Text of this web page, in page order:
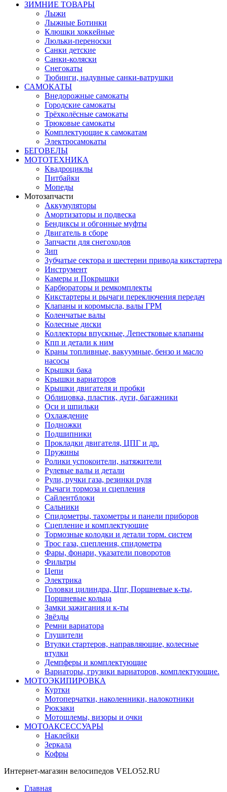
ЗИМНИЕ ТОВАРЫ
Лыжи
Лыжные Ботинки
Клюшки хоккейные
Люльки-переноски
Санки детские
Санки-коляски
Снегокаты
Тюбинги, надувные санки-ватрушки
САМОКАТЫ
Внедорожные самокаты
Городские самокаты
Трёхколёсные самокаты
Трюковые самокаты
Комплектующие к самокатам
Электросамокаты
БЕГОВЕЛЫ
МОТОТЕХНИКА
Квадроциклы
Питбайки
Мопеды
Мотозапчасти
Аккумуляторы
Амортизаторы и подвеска
Бендиксы и обгонные муфты
Двигатель в сборе
Запчасти для снегоходов
Зип
Зубчатые сектора и шестерни привода кикстартера
Инструмент
Камеры и Покрышки
Карбюраторы и ремкомплекты
Кикстартеры и рычаги переключения передач
Клапаны и коромысла, валы ГРМ
Коленчатые валы
Колесные диски
Коллекторы впускные, Лепестковые клапаны
Кпп и детали к ним
Краны топливные, вакуумные, бензо и масло
насосы
Крышки бака
Крышки вариаторов
Крышки двигателя и пробки
Облицовка, пластик, дуги, багажники
Оси и шпильки
Охлаждение
Подножки
Подшипники
Прокладки двигателя, ЦПГ и др.
Пружины
Ролики успокоители, натяжители
Рулевые валы и детали
Рули, ручки газа, резинки руля
Рычаги тормоза и сцепления
Сайлентблоки
Сальники
Спидометры, тахометры и панели приборов
Сцепление и комплектующие
Тормозные колодки и детали торм. систем
Трос газа, сцепления, спидометра
Фары, фонари, указатели поворотов
Фильтры
Цепи
Электрика
Головки цилиндра, Цпг, Поршневые к-ты,
Поршневые кольца
Замки зажигания и к-ты
Звёзды
Ремни вариатора
Глушители
Втулки стартеров, направляющие, колесные
втулки
Демпферы и комплектующие
Вариаторы, грузики вариаторов, комплектующие.
МОТОЭКИПИРОВКА
Куртки
Мотоперчатки, наколенники, налокотники
Рюкзаки
Мотошлемы, визоры и очки
МОТОАКСЕССУАРЫ
Наклейки
Зеркала
Кофры
Интернет-магазин велосипедов VELO52.RU
Главная